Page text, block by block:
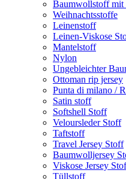
Baumwollstoff mit
Weihnachtsstoffe
Leinenstoff
Leinen-Viskose
Mantelstoff
Nylon
Ungebleichter
Ottoman rip jersey
Punta di milano /
Satin stoff
Softshell Stoff
Veloursleder Stoff
Taftstoff
Travel Jersey Stoff
Baumwolljersey
Viskose Jersey
Tüllstoff